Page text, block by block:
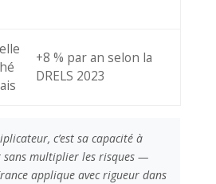
+8 % par an selon la
DRELS 2023
c’est sa capacité à
sans multiplier les risques —
applique avec rigueur dans